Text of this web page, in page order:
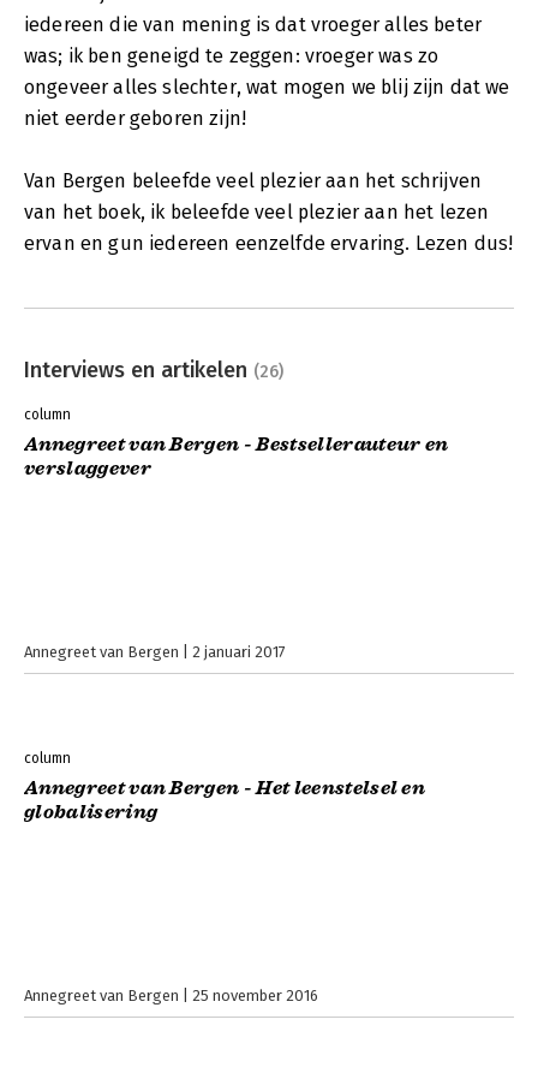
iedereen die van mening is dat vroeger alles beter
was; ik ben geneigd te zeggen: vroeger was zo
ongeveer alles slechter, wat mogen we blij zijn dat we
niet eerder geboren zijn!
Van Bergen beleefde veel plezier aan het schrijven
van het boek, ik beleefde veel plezier aan het lezen
ervan en gun iedereen eenzelfde ervaring. Lezen dus!
Interviews en artikelen (26)
column
Annegreet van Bergen - Bestsellerauteur en
verslaggever
Annegreet van Bergen 2 januari 2017
column
Annegreet van Bergen - Het leenstelsel en
globalisering
Annegreet van Bergen 25 november 2016